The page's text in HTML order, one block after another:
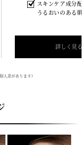
スキンケア成分配
うるおいのある肌
詳しく見る
人差があります）